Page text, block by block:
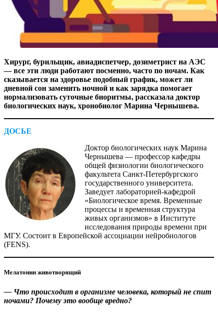
Хирург, бурильщик, авиадиспетчер, дозиметрист на АЭС
— все эти люди работают посменно, часто по ночам. Как
сказывается на здоровье подобный график, может ли
дневной сон заменить ночной и как зарядка помогает
нормализовать суточные биоритмы, рассказала доктор
биологических наук, хронобиолог Марина Чернышева.
ДОСЬЕ
Доктор биологических наук Марина
Чернышева — профессор кафедры
общей физиологии биологического
факультета Санкт-Петербургского
государственного университета.
Заведует лабораторией-кафедрой
«Биологическое время. Временные
процессы и временная структура
живых организмов» в Институте
исследования природы времени при
МГУ. Состоит в Европейской ассоциации нейробиологов
(FENS).
Мелатонин животворящий
— Что происходит в организме человека, который не спит
ночами? Почему это вообще вредно?